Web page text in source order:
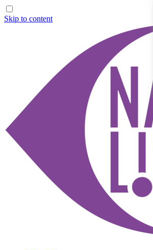
Skip to content